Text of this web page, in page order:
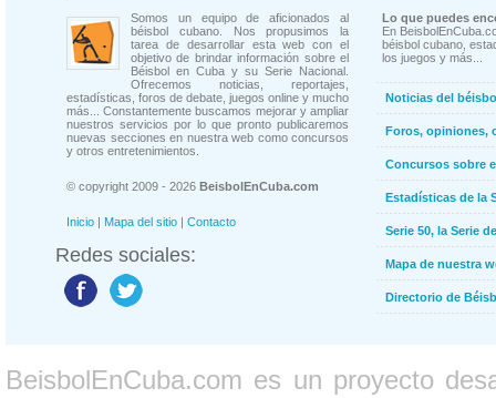
Somos un equipo de aficionados al
béisbol cubano. Nos propusimos la
tarea de desarrollar esta web con el
objetivo de brindar información sobre el
Béisbol en Cuba y su Serie Nacional.
Ofrecemos noticias, reportajes,
estadísticas, foros de debate, juegos online y mucho
más... Constantemente buscamos mejorar y ampliar
nuestros servicios por lo que pronto publicaremos
nuevas secciones en nuestra web como concursos
y otros entretenimientos.
© copyright 2009 - 2026 BeisbolEnCuba.com
Inicio | Mapa del sitio | Contacto
Redes sociales:
Lo que puedes
En
béisbol cubano,
los juegos y más...
Noticias del
Foros, opiniones,
Concursos sobre
Estadísticas de la
Serie 50, la Serie
Mapa de nuestra
Directorio de
BeisbolEnCuba.com es un proyecto